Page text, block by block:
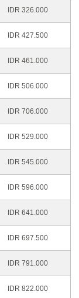
IDR 326.000
IDR 427.500
IDR 461.000
IDR 506.000
IDR 706.000
IDR 529.000
IDR 545.000
IDR 596.000
IDR 641.000
IDR 697.500
IDR 791.000
IDR 822.000